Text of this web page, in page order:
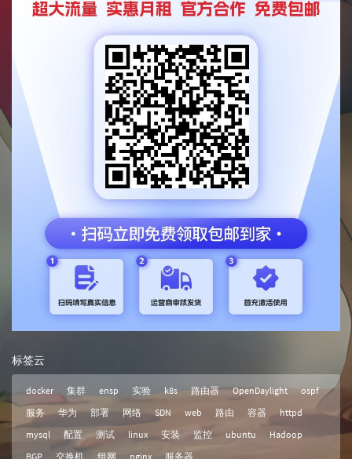
标签云
docker 集群 ensp 实验 k8s 路由器 OpenDaylight
ospf
服务
华为 部署 网络 SDN web 路由 容器
httpd
mysql
配置 测试 linux 安装 监控 ubuntu
Hadoop
BGP
交换机 组网 nginx 服务器